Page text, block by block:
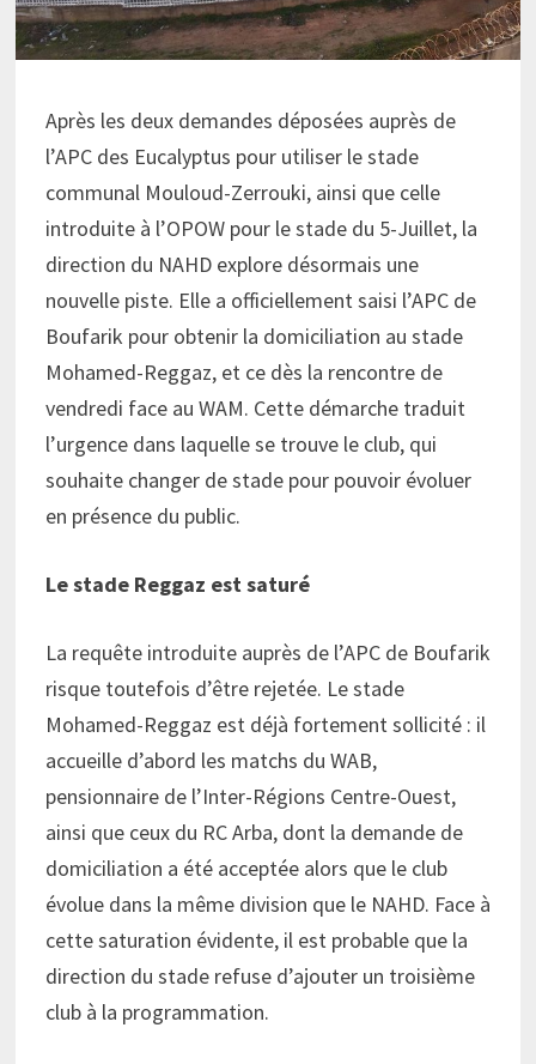
Après les deux demandes déposées auprès de
l’APC des Eucalyptus pour utiliser le stade
communal Mouloud-Zerrouki, ainsi que celle
introduite à l’OPOW pour le stade du 5-Juillet, la
direction du NAHD explore désormais une
nouvelle piste. Elle a officiellement saisi l’APC de
Boufarik pour obtenir la domiciliation au stade
Mohamed-Reggaz, et ce dès la rencontre de
vendredi face au WAM. Cette démarche traduit
l’urgence dans laquelle se trouve le club, qui
souhaite changer de stade pour pouvoir évoluer
en présence du public.
Le stade Reggaz est saturé
La requête introduite auprès de l’APC de Boufarik
risque toutefois d’être rejetée. Le stade
Mohamed-Reggaz est déjà fortement sollicité : il
accueille d’abord les matchs du WAB,
pensionnaire de l’Inter-Régions Centre-Ouest,
ainsi que ceux du RC Arba, dont la demande de
domiciliation a été acceptée alors que le club
évolue dans la même division que le NAHD. Face à
cette saturation évidente, il est probable que la
direction du stade refuse d’ajouter un troisième
club à la programmation.